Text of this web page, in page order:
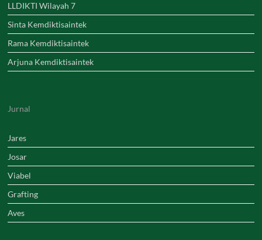
LLDIKTI Wilayah 7
Sinta Kemdiktisaintek
Rama Kemdiktisaintek
Arjuna Kemdiktisaintek
Jurnal
Jares
Josar
Viabel
Grafting
Aves